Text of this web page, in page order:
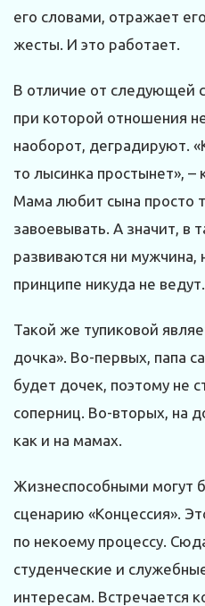
его словами, отражает
жесты. И это работает.
В отличие от следующей
при которой отношения
наоборот, деградируют.
то лысинка простынет», –
Мама любит сына просто
завоевывать. А значит, в
развиваются ни мужчина,
принципе никуда не ведут.
Такой же тупиковой
дочка». Во-первых, папа
будет дочек, поэтому не
соперниц. Во-вторых, на
как и на мамах.
Жизнеспособными могут
сценарию «Концессия».
по некоему процессу.
студенческие и
интересам. Встречается